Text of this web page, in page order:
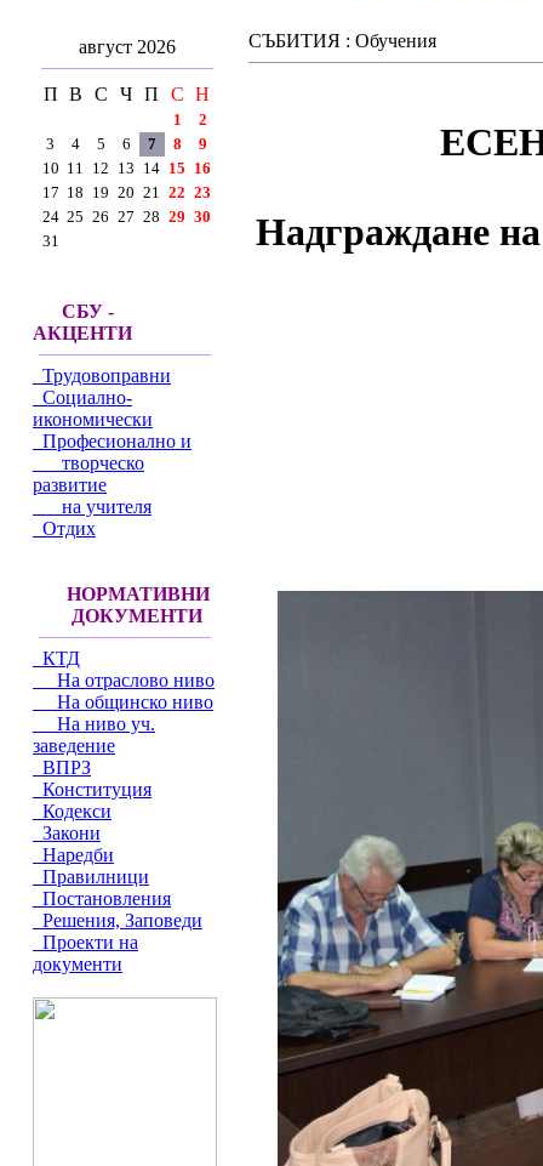
август 2026
П В С Ч П С Н
1
2
3
4 5 6 7 8
9
10 11 12 13 14 15 16
17 18 19 20 21 22 23
24 25 26 27 28 29 30
31
СБУ -
АКЦЕНТИ
Трудовоправни
Социално-
икономически
Професионално и
творческо
развитие
на учителя
Отдих
НОРМАТИВНИ
ДОКУМЕНТИ
КТД
На отраслово ниво
На общинско ниво
На ниво уч.
заведение
ВПРЗ
Конституция
Кодекси
Закони
Наредби
Правилници
Постановления
Решения, Заповеди
Проекти на
документи
СЪБИТИЯ : Обучения
Надграждане